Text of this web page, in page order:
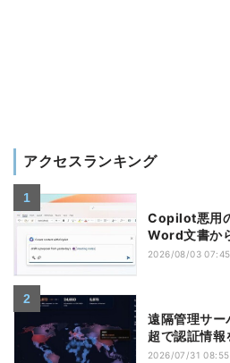
アクセスランキング
Copilot悪用
Word文書か
2026/08/03 07:45
遠隔管理サ
超で認証情
2026/07/31 08:55